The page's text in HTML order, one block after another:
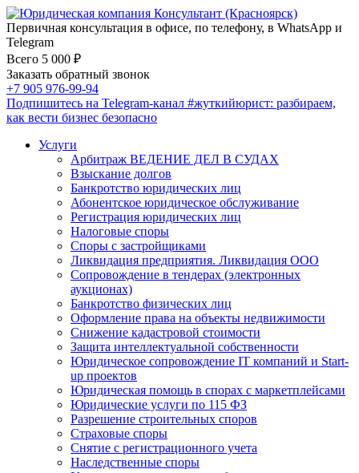
Первичная консультация в офисе, по телефону, в WhatsApp и
Telegram
Всего 5 000 ₽
Заказать обратный звонок
+7 905 976-99-94
Подпишитесь на Telegram-канал #жуткийюрист: разбираем,
как вести бизнес безопасно
Услуги
Арбитраж ВЕДЕНИЕ ДЕЛ В СУДАХ
Взыскание долгов
Банкротство юридических лиц
Абонентское юридическое обслуживание
Регистрация юридических лиц
Налоговые споры
Споры с застройщиками
Ликвидация предприятия. Ликвидация ООО
Сопровождение в тендерах (электронных
аукционах)
Банкротство физических лиц
Оформление права на объекты недвижимости
Снижение кадастровой стоимости
Защита интеллектуальной собственности
Юридическое сопровождение IT компаний и Start-
up проектов
Юридическая помощь в спорах с маркетплейсами
Юридические услуги по 115 ФЗ
Разрешение строительных споров
Страховые споры
Снятие с регистрационного учета
Наследственные споры